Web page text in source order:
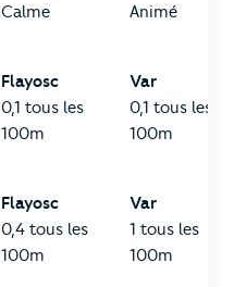
Calme
Animé
Flayosc
0,1 tous les
100m
Var
0,1 tous les
100m
Flayosc
0,4 tous les
100m
Var
1 tous les
100m